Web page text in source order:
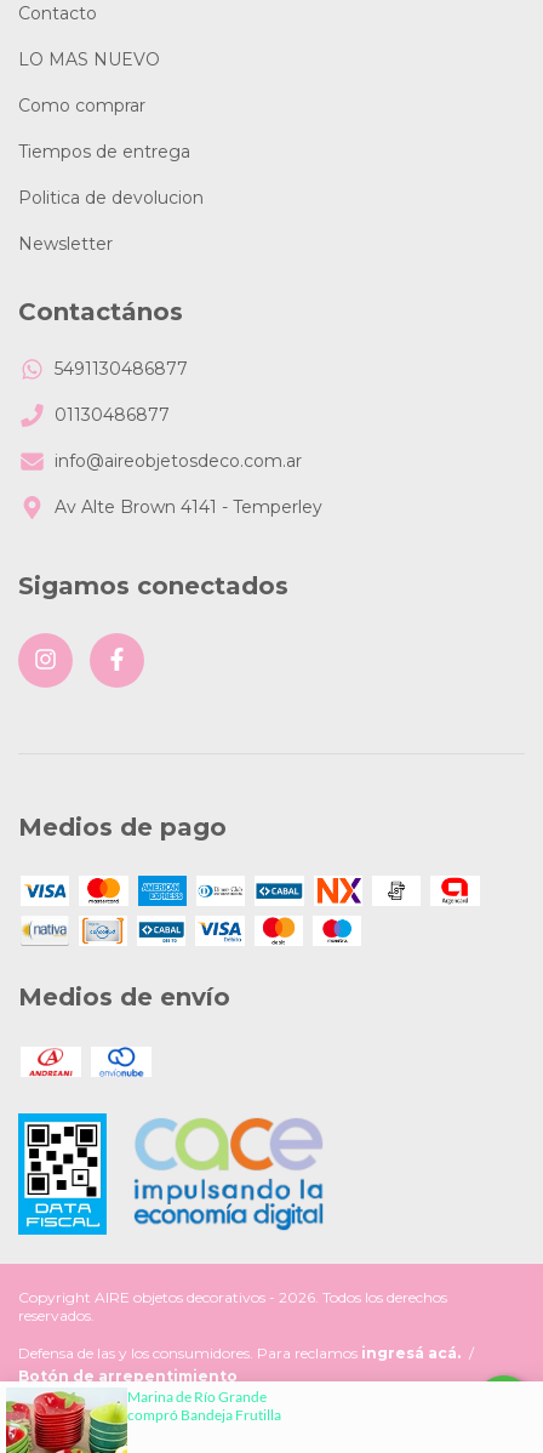
Contacto
LO MAS NUEVO
Como comprar
Tiempos de entrega
Politica de devolucion
Newsletter
Contactános
5491130486877
01130486877
info@aireobjetosdeco.com.ar
Av Alte Brown 4141 - Temperley
Sigamos conectados
Medios de pago
Medios de envío
Copyright AIRE objetos decorativos - 2026. Todos los derechos
reservados.
Defensa de las y los consumidores. Para reclamos ingresá acá. /
Botón de arrepentimiento